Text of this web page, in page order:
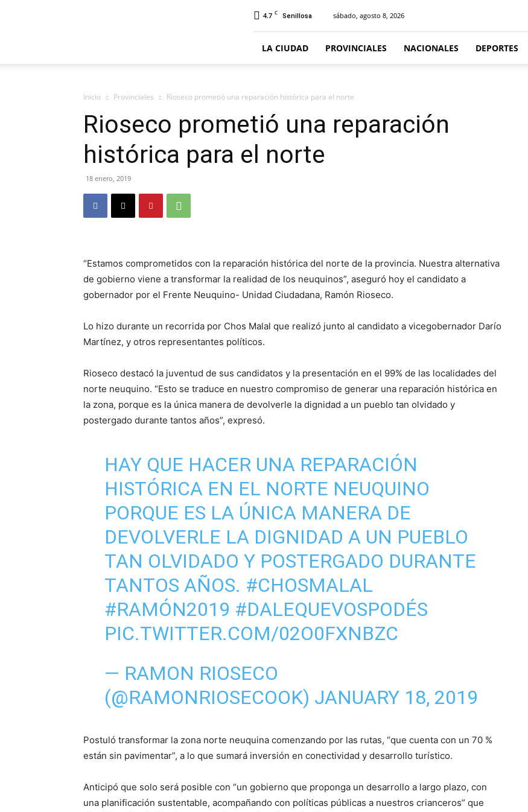
4.7 C Senillosa sábado, agosto 8, 2026
LA CIUDAD PROVINCIALES NACIONALES DEPORTES
Inicio Provinciales Rioseco prometió una reparación histórica para el norte
Rioseco prometió una reparación
histórica para el norte
18 enero, 2019
“Estamos comprometidos con la reparación histórica del norte de la provincia. Nuestra alternativa
de gobierno viene a transformar la realidad de los neuquinos”, aseguró hoy el candidato a
gobernador por el Frente Neuquino- Unidad Ciudadana, Ramón Rioseco.
Lo hizo durante un recorrida por Chos Malal que realizó junto al candidato a vicegobernador Darío
Martínez, y otros representantes políticos.
Rioseco destacó la juventud de sus candidatos y la presentación en el 99% de las localidades del
norte neuquino. “Esto se traduce en nuestro compromiso de generar una reparación histórica en
la zona, porque es la única manera de devolverle la dignidad a un pueblo tan olvidado y
postergado durante tantos años”, expresó.
HAY QUE HACER UNA REPARACIÓN
HISTÓRICA EN EL NORTE NEUQUINO
PORQUE ES LA ÚNICA MANERA DE
DEVOLVERLE LA DIGNIDAD A UN PUEBLO
TAN OLVIDADO Y POSTERGADO DURANTE
TANTOS AÑOS. #CHOSMALAL
#RAMÓN2019 #DALEQUEVOSPODÉS
PIC.TWITTER.COM/02O0FXNBZC
— RAMON RIOSECO
(@RAMONRIOSECOOK) JANUARY 18, 2019
Postuló transformar la zona norte neuquina comenzando por las rutas, “que cuenta con un 70 %
están sin pavimentar”, a lo que sumará inversión en conectividad y desarrollo turístico.
Anticipó que solo será posible con “un gobierno que proponga un desarrollo a largo plazo, con
una planificación sustentable, acompañando con políticas públicas a nuestros crianceros” que